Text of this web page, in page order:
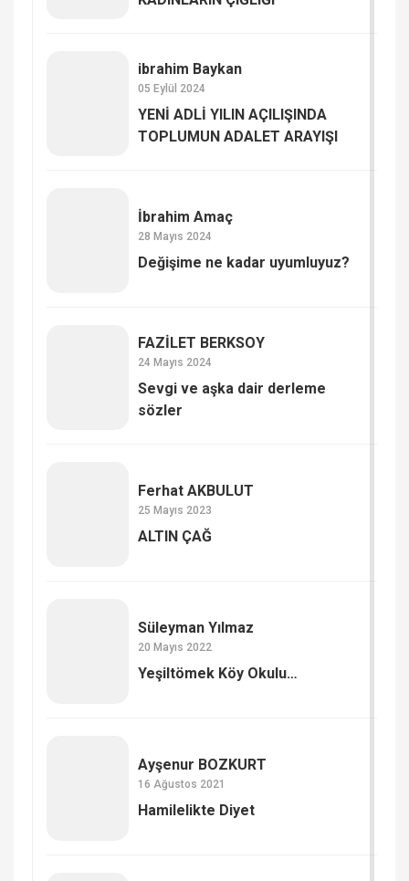
ibrahim Baykan
05 Eylül 2024
YENİ ADLİ YILIN AÇILIŞINDA
TOPLUMUN ADALET ARAYIŞI
İbrahim Amaç
28 Mayıs 2024
Değişime ne kadar uyumluyuz?
FAZİLET BERKSOY
24 Mayıs 2024
Sevgi ve aşka dair derleme
sözler
Ferhat AKBULUT
25 Mayıs 2023
ALTIN ÇAĞ
Süleyman Yılmaz
20 Mayıs 2022
Yeşiltömek Köy Okulu…
Ayşenur BOZKURT
16 Ağustos 2021
Hamilelikte Diyet